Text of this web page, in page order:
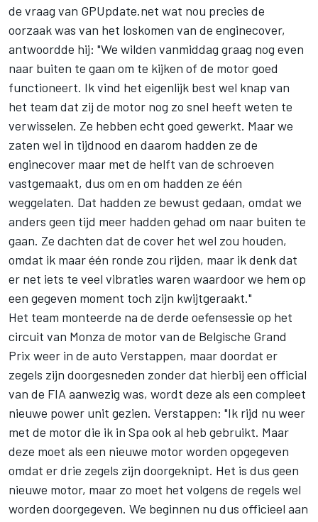
de vraag van GPUpdate.net wat nou precies de
oorzaak was van het loskomen van de enginecover,
antwoordde hij: "We wilden vanmiddag graag nog even
naar buiten te gaan om te kijken of de motor goed
functioneert. Ik vind het eigenlijk best wel knap van
het team dat zij de motor nog zo snel heeft weten te
verwisselen. Ze hebben echt goed gewerkt. Maar we
zaten wel in tijdnood en daarom hadden ze de
enginecover maar met de helft van de schroeven
vastgemaakt, dus om en om hadden ze één
weggelaten. Dat hadden ze bewust gedaan, omdat we
anders geen tijd meer hadden gehad om naar buiten te
gaan. Ze dachten dat de cover het wel zou houden,
omdat ik maar één ronde zou rijden, maar ik denk dat
er net iets te veel vibraties waren waardoor we hem op
een gegeven moment toch zijn kwijtgeraakt."
Het team monteerde na de derde oefensessie op het
circuit van Monza de motor van de Belgische Grand
Prix weer in de auto Verstappen, maar doordat er
zegels zijn doorgesneden zonder dat hierbij een official
van de FIA aanwezig was, wordt deze als een compleet
nieuwe power unit gezien. Verstappen: "Ik rijd nu weer
met de motor die ik in Spa ook al heb gebruikt. Maar
deze moet als een nieuwe motor worden opgegeven
omdat er drie zegels zijn doorgeknipt. Het is dus geen
nieuwe motor, maar zo moet het volgens de regels wel
worden doorgegeven. We beginnen nu dus officieel aan